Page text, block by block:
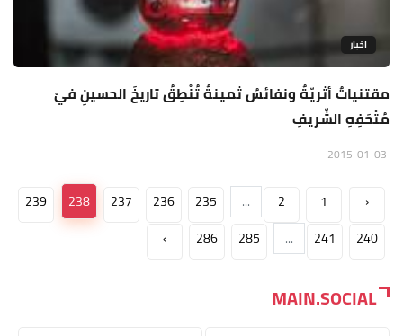
اخبار
مقتنياتٌ أثريّةٌ ونفائسُ ثمينةٌ تُنْطِقُ تاريخَ الحسينِ فيْ
مُتْحَفِهِ الشّريفِ
‹
1
2
...
235
236
237
238
239
240
241
...
285
286
›
MAIN.SOCIAL